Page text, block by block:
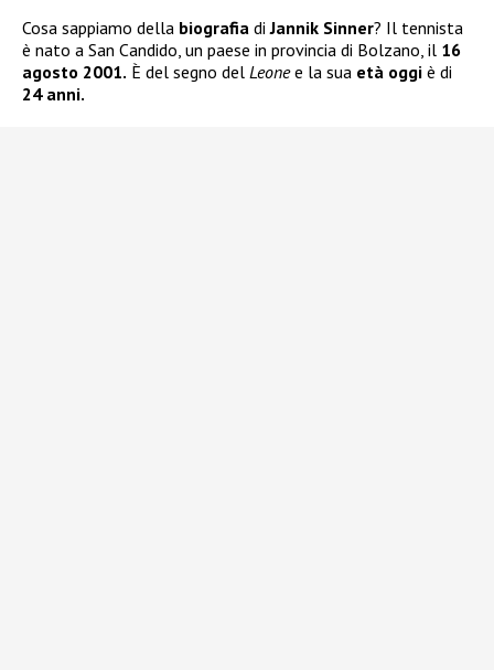
Cosa sappiamo della biografia diJannik Sinner? Il tennista
è nato a San Candido, un paese in provincia di Bolzano, il 16
agosto 2001. È del segno del Leonee la sua età oggi è di
24 anni.